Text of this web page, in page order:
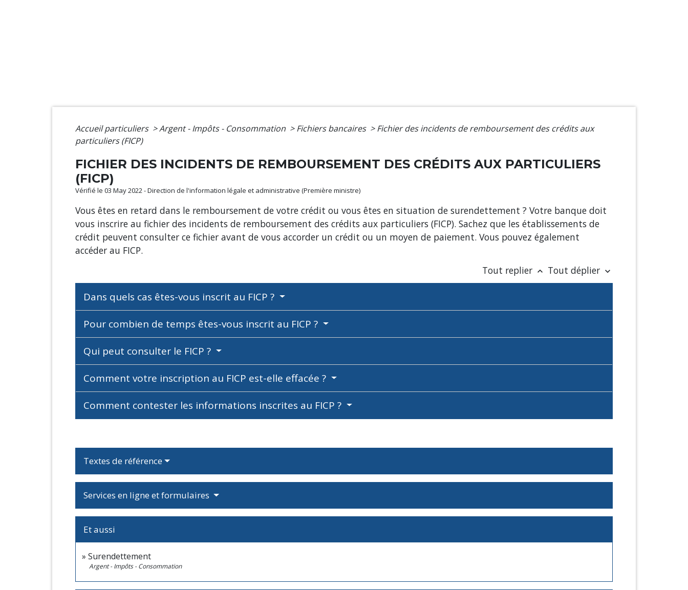
Accueil particuliers >Argent - Impôts - Consommation > Fichiers bancaires > Fichier des incidents de remboursement des crédits aux
particuliers (FICP)
FICHIER DES INCIDENTS DE REMBOURSEMENT DES CRÉDITS AUX PARTICULIERS
(FICP)
Vérifié le 03 May 2022 - Direction de l'information légale et administrative (Première ministre)
Vous êtes en retard dans le remboursement de votre crédit ou vous êtes en situation de surendettement ? Votre banque doit
vous inscrire au fichier des incidents de remboursement des crédits aux particuliers (FICP). Sachez que les établissements de
crédit peuvent consulter ce fichier avant de vous accorder un crédit ou un moyen de paiement. Vous pouvez également
accéder au FICP.
Tout replier keyboard_arrow_up Tout déplier keyboard_arrow_down
Dans quels cas êtes-vous inscrit au FICP ?
Pour combien de temps êtes-vous inscrit au FICP ?
Qui peut consulter le FICP ?
Comment votre inscription au FICP est-elle effacée ?
Comment contester les informations inscrites au FICP ?
Textes de référence
Services en ligne et formulaires
Et aussi
Surendettement
Argent - Impôts - Consommation